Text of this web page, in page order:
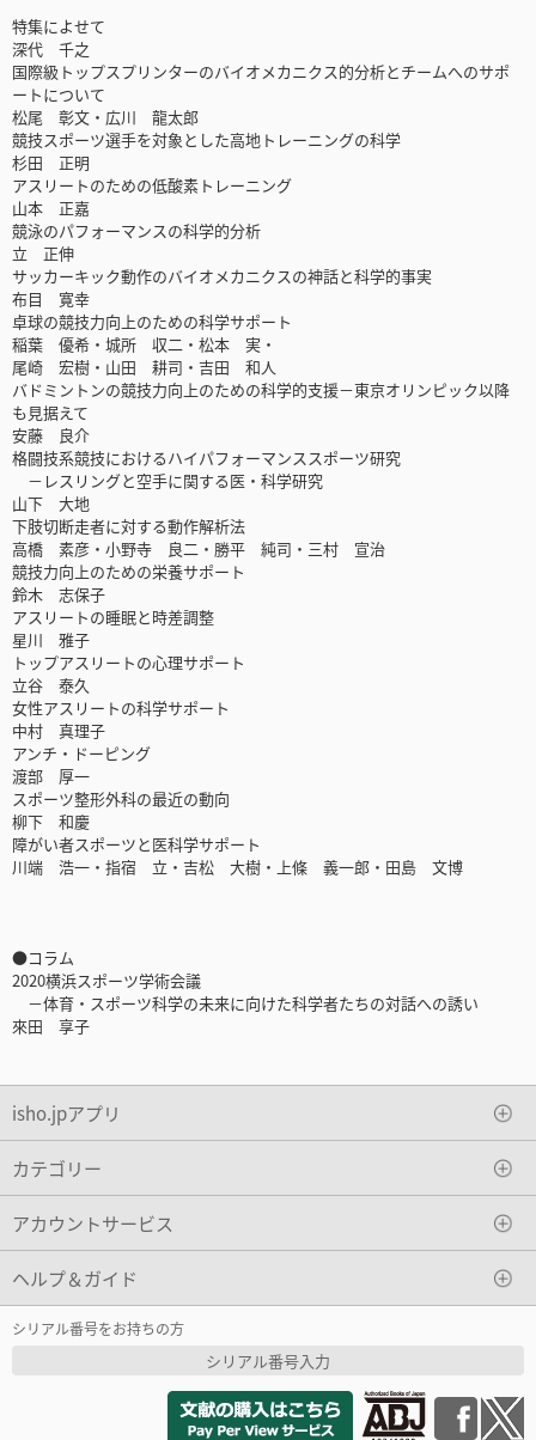
特集によせて
深代 千之
国際級トップスプリンターのバイオメカニクス的分析とチームへのサポ
ートについて
松尾 彰文・広川 龍太郎
競技スポーツ選手を対象とした高地トレーニングの科学
杉田 正明
アスリートのための低酸素トレーニング
山本 正嘉
競泳のパフォーマンスの科学的分析
立 正伸
サッカーキック動作のバイオメカニクスの神話と科学的事実
布目 寛幸
卓球の競技力向上のための科学サポート
稲葉 優希・城所 収二・松本 実・
尾崎 宏樹・山田 耕司・吉田 和人
バドミントンの競技力向上のための科学的支援－東京オリンピック以降
も見据えて
安藤 良介
格闘技系競技におけるハイパフォーマンススポーツ研究
－レスリングと空手に関する医・科学研究
山下 大地
下肢切断走者に対する動作解析法
高橋 素彦・小野寺 良二・勝平 純司・三村 宣治
競技力向上のための栄養サポート
鈴木 志保子
アスリートの睡眠と時差調整
星川 雅子
トップアスリートの心理サポート
立谷 泰久
女性アスリートの科学サポート
中村 真理子
アンチ・ドーピング
渡部 厚一
スポーツ整形外科の最近の動向
柳下 和慶
障がい者スポーツと医科学サポート
川端 浩一・指宿 立・吉松 大樹・上條 義一郎・田島 文博
●コラム
2020横浜スポーツ学術会議
－体育・スポーツ科学の未来に向けた科学者たちの対話への誘い
來田 享子
isho.jpアプリ
カテゴリー
アカウントサービス
ヘルプ＆ガイド
シリアル番号をお持ちの方
シリアル番号入力